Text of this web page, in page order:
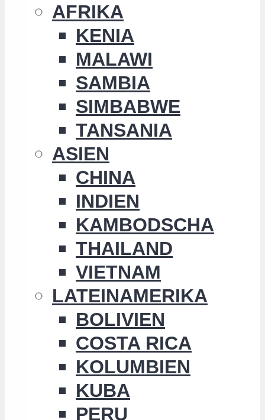
AFRIKA
KENIA
MALAWI
SAMBIA
SIMBABWE
TANSANIA
ASIEN
CHINA
INDIEN
KAMBODSCHA
THAILAND
VIETNAM
LATEINAMERIKA
BOLIVIEN
COSTA RICA
KOLUMBIEN
KUBA
PERU